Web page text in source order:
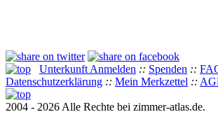
Unterkunft Anmelden :: Spenden ::
Datenschutzerklärung :: Mein Merkzettel ::
2004 - 2026 Alle Rechte bei zimmer-atlas.de.